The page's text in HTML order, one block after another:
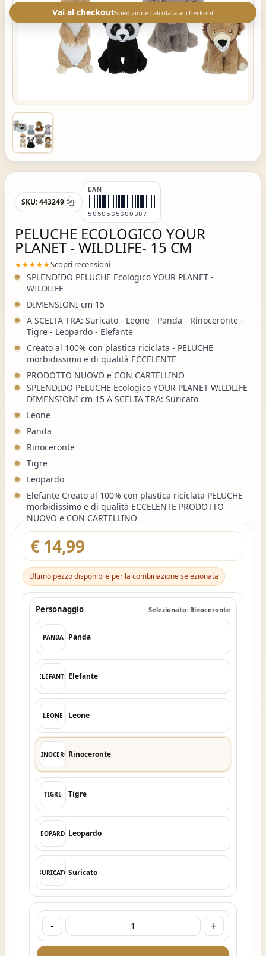
Vai al checkoutSpedizione calcolata al checkout
SKU:443249
EAN
5050565600387
PELUCHE ECOLOGICO YOUR
PLANET - WILDLIFE- 15 CM
★★★★★Scopri recensioni
SPLENDIDO PELUCHE Ecologico YOUR PLANET -
WILDLIFE
DIMENSIONI cm 15
A SCELTA TRA: Suricato - Leone - Panda - Rinoceronte -
Tigre - Leopardo - Elefante
Creato al 100% con plastica riciclata - PELUCHE
morbidissimo e di qualità ECCELENTE
PRODOTTO NUOVO e CON CARTELLINO
SPLENDIDO PELUCHE Ecologico YOUR PLANET WILDLIFE
DIMENSIONI cm 15 A SCELTA TRA: Suricato
Leone
Panda
Rinoceronte
Tigre
Leopardo
Elefante Creato al 100% con plastica riciclata PELUCHE
morbidissimo e di qualità ECCELENTE PRODOTTO
NUOVO e CON CARTELLINO
€ 14,99
Ultimo pezzo disponibile per la combinazione selezionata
Personaggio Selezionato: Rinoceronte
PANDA Panda
ELEFANTE Elefante
LEONE Leone
RINOCERO Rinoceronte
TIGRE Tigre
LEOPARDOLeopardo
SURICATO Suricato
- +